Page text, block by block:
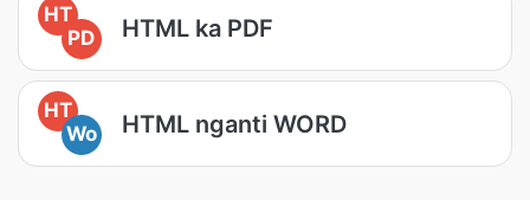
HT
PD
HTML ka PDF
HT
Wo
HTML nganti WORD